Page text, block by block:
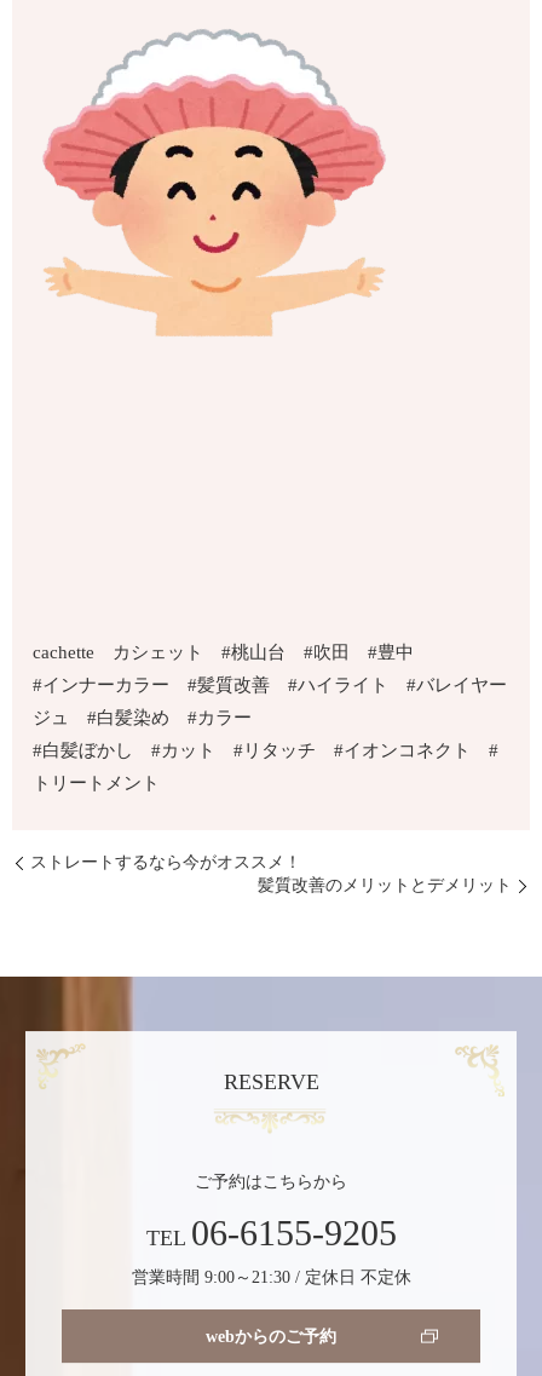
cachette カシェット #桃山台 #吹田 #豊中
#インナーカラー #髪質改善 #ハイライト #バレイヤー
ジュ #白髪染め #カラー
#白髪ぼかし #カット #リタッチ #イオンコネクト #
トリートメント
ストレートするなら今がオススメ！
髪質改善のメリットとデメリット
RESERVE
ご予約はこちらから
TEL 06-6155-9205
営業時間 9:00～21:30 / 定休日 不定休
webからのご予約